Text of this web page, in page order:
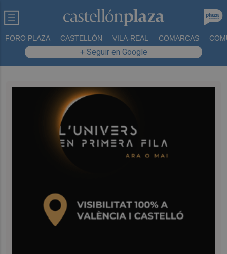
FORO PLAZA CASTELLÓN VILA-REAL COMARCAS
+ Seguir en Google